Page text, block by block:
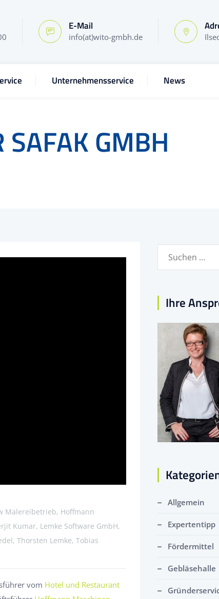
E-Mail
info(at)wito-gmbh.de
Unternehmensservice News
SAFAK GMBH
Malereibetrieb, Hoffmann
Kumar, Lemke Software GmbH,
Thorsten Lemke, Tobias
vom Hotel und Restaurant
Suchen
Ihre
Allgemein
Expertentipp
Fördermittel
Gebläsehalle